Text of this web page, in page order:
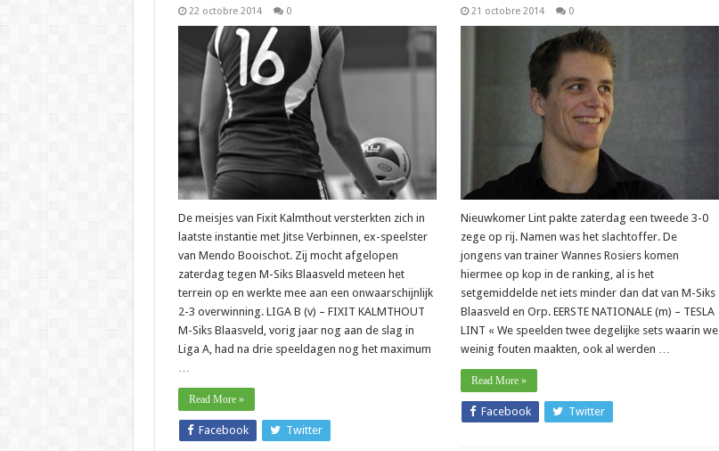
22 octobre 2014 0
De meisjes van Fixit Kalmthout versterkten zich in
laatste instantie met Jitse Verbinnen, ex-speelster
van Mendo Booischot. Zij mocht afgelopen
zaterdag tegen M-Siks Blaasveld meteen het
terrein op en werkte mee aan een onwaarschijnlijk
2-3 overwinning. LIGA B (v) – FIXIT KALMTHOUT
M-Siks Blaasveld, vorig jaar nog aan de slag in
Liga A, had na drie speeldagen nog het maximum
…
Read More »
Facebook Twitter
21 octobre 2014 0
Nieuwkomer Lint pakte zaterdag een tweede 3-0
zege op rij. Namen was het slachtoffer. De
jongens van trainer Wannes Rosiers komen
hiermee op kop in de ranking, al is het
setgemiddelde net iets minder dan dat van M-Siks
Blaasveld en Orp. EERSTE NATIONALE (m) – TESLA
LINT « We speelden twee degelijke sets waarin we
weinig fouten maakten, ook al werden …
Read More »
Facebook Twitter